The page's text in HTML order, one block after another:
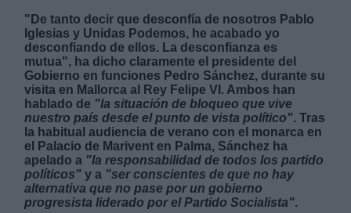
"De tanto decir que desconfía de nosotros Pablo
Iglesias y Unidas Podemos, he acabado yo
desconfiando de ellos. La desconfianza es
mutua", ha dicho claramente el presidente del
Gobierno en funciones Pedro Sánchez, durante su
visita en Mallorca al Rey Felipe VI. Ambos han
hablado de "la situación de bloqueo que vive
nuestro país desde el punto de vista político". Tras
la habitual audiencia de verano con el monarca en
el Palacio de Marivent en Palma, Sánchez ha
apelado a "la responsabilidad de todos los partido
políticos" y a "ser conscientes de que no hay
alternativa que no pase por un gobierno
progresista liderado por el Partido Socialista".
Derechos:
link
Información adicional